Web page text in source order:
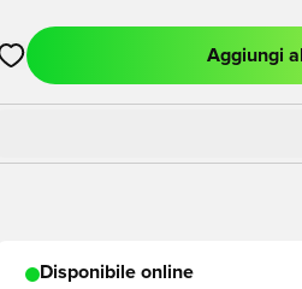
Apre una finestra modale per
Aggiungi
Disponibile online